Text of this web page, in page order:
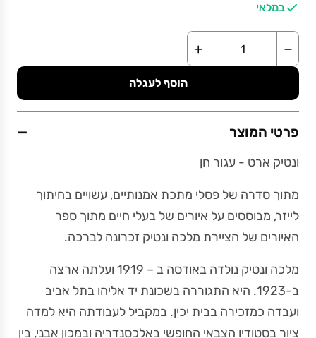
במלאי
−
+
הוסף לעגלה
פרטי המוצר −
ונטיק ארט - עגור חן
מתוך סדרה של פסלי מתכת אמנותיים, עשויים בחיתוך
לייזר, מבוססים על איורים של בעלי חיים מתוך ספר
האיורים של הציירת מלכה ונטיק זכרונה לברכה.
מלכה ונטיק נולדה באודסה ב – 1919 ועלתה ארצה
ב-1923. היא התגוררה בשכונת יד אליהו בתל אביב
ועבדה כמזכירה בבית יכין. במקביל לעבודתה היא למדה
ציור בסטודיו הצבאי החופשי באלכסנדריה ובמכון אבני, בין